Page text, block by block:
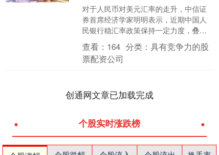
对于人民币对美元汇率的走升，中信证
券首席经济学家明明表示，近期中国人
民银行稳汇率政策保持一定力度，叠加
年末、季末临近，结汇需求或阶段性释
放，支撑人民币汇率走强。....
查看： 164 分类：具有竞争力的股
票配资公司
创通网文章已加载完成
个股实时涨跌榜